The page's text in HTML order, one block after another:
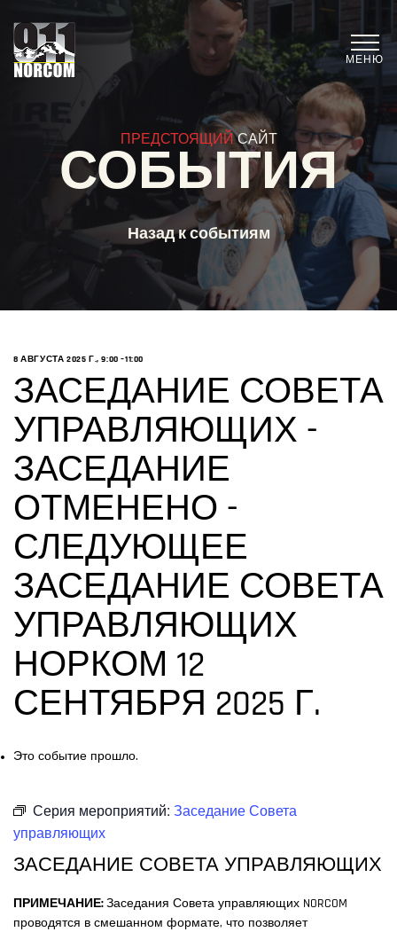
МЕНЮ
ПРЕДСТОЯЩИЙСАЙТ
СОБЫТИЯ
Назад к событиям
8 АВГУСТА 2025 Г., 9:00 –11:00
ЗАСЕДАНИЕ СОВЕТА
УПРАВЛЯЮЩИХ -
ЗАСЕДАНИЕ
ОТМЕНЕНО -
СЛЕДУЮЩЕЕ
ЗАСЕДАНИЕ СОВЕТА
УПРАВЛЯЮЩИХ
НОРКОМ 12
СЕНТЯБРЯ 2025 Г.
Это событие прошло.
Серия мероприятий: Заседание Совета
управляющих
ЗАСЕДАНИЕ СОВЕТА УПРАВЛЯЮЩИХ
ПРИМЕЧАНИЕ: Заседания Совета управляющих NORCOM
проводятся в смешанном формате, что позволяет